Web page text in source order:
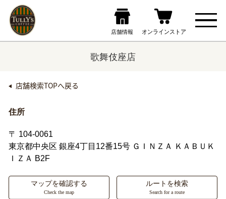
歌舞伎座店
店舗検索TOPへ戻る
住所
〒 104-0061
東京都中央区銀座4丁目12番15号 ＧＩＮＺＡ ＫＡＢＵＫ
ＩＺＡ B2F
マップを確認する
Check the map
ルートを検索
Search for a route